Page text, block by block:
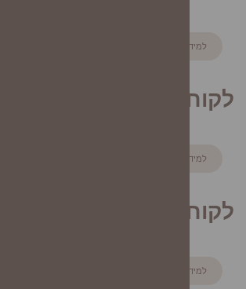
למידע נוסף
לקוח/ה 7
למידע נוסף
לקוח/ה 8
למידע נוסף